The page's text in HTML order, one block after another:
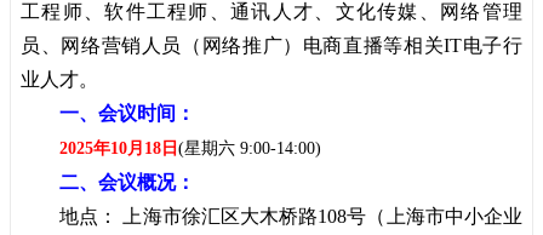
工程师、软件工程师、通讯人才、文化传媒、网络管理
员、网络营销人员（网络推广）电商直播等相关IT电子行
业人才。
一、会议时间：
2025年10月18日 (星期六 9:00-14:00)
二、会议概况：
地点： 上海市徐汇区大木桥路108号（上海市中小企业